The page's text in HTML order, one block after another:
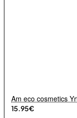
Am eco cosmetics
15.95€